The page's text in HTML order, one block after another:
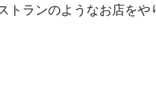
トランのようなお店をや